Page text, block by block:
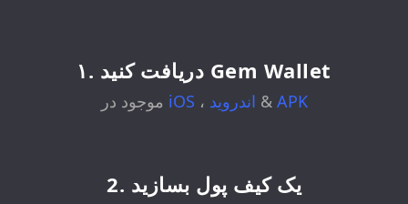
۱. دریافت کنید Gem Wallet
iOS ، & APK
2. یک کیف پول بسازید